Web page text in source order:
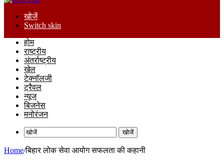
खोजें
Switch skin
होम
राष्ट्रीय
अंतर्राष्ट्रीय
खेल
टेक्नॉलजी
ट्रैवल
न्यूज
बिजनेस
मनोरंजन
खोजें
Home/बिहार लोक सेवा आयोग सफलता की कहानी